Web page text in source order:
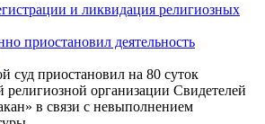
и ликвидация религиозных
приостановил деятельность
суд приостановил на 80 суток
религиозной организации Свидетелей
в связи с невыполнением